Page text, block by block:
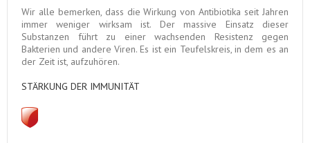
Wir alle bemerken, dass die Wirkung von Antibiotika seit Jahren
immer weniger wirksam ist.
Der massive Einsatz dieser
Substanzen führt zu einer wachsenden Resistenz gegen
Bakterien und andere Viren. Es ist ein Teufelskreis, in dem es an
der Zeit ist, aufzuhören.
STÄRKUNG DER IMMUNITÄT